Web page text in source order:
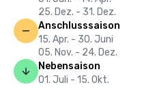
25. Dez. - 31. Dez.
Anschlusssaison
15. Apr. - 30. Juni
05. Nov. - 24. Dez.
Nebensaison
01. Juli - 15. Okt.